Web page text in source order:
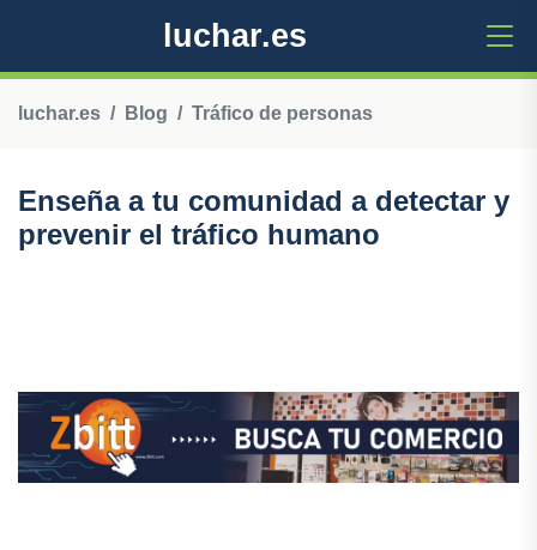
luchar.es
luchar.es Blog Tráfico de personas
Enseña a tu comunidad a detectar y
prevenir el tráfico humano